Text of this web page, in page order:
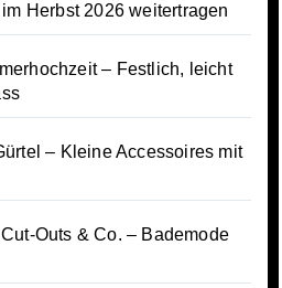
Herbst 2026 weitertragen
– Festlich, leicht
– Kleine Accessoires mit
Outs & Co. – Bademode